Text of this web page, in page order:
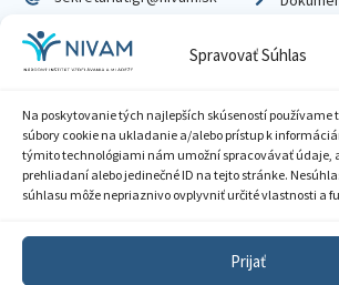
Spravovať Súhlas
Na poskytovanie tých najlepších skúseností používame
súbory cookie na ukladanie a/alebo prístup k
týmito technológiami nám umožní spracovávať údaje,
prehliadaní alebo jedinečné ID na tejto stránke.
súhlasu môže nepriaznivo ovplyvniť určité vlastnosti a
Prijať
IČO: 00164348
DIČ: 2020798714
Zásady ochrany súkromia
Sprístupnenie informácií